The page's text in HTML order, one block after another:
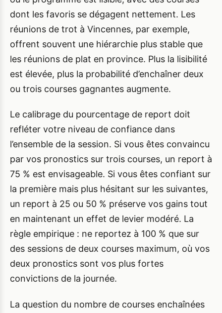
dont les favoris se dégagent nettement. Les
réunions de trot à Vincennes, par exemple,
offrent souvent une hiérarchie plus stable que
les réunions de plat en province. Plus la lisibilité
est élevée, plus la probabilité d’enchaîner deux
ou trois courses gagnantes augmente.
Le calibrage du pourcentage de report doit
refléter votre niveau de confiance dans
l’ensemble de la session. Si vous êtes convaincu
par vos pronostics sur trois courses, un report à
75 % est envisageable. Si vous êtes confiant sur
la première mais plus hésitant sur les suivantes,
un report à 25 ou 50 % préserve vos gains tout
en maintenant un effet de levier modéré. La
règle empirique : ne reportez à 100 % que sur
des sessions de deux courses maximum, où vos
deux pronostics sont vos plus fortes
convictions de la journée.
La question du nombre de courses enchaînées